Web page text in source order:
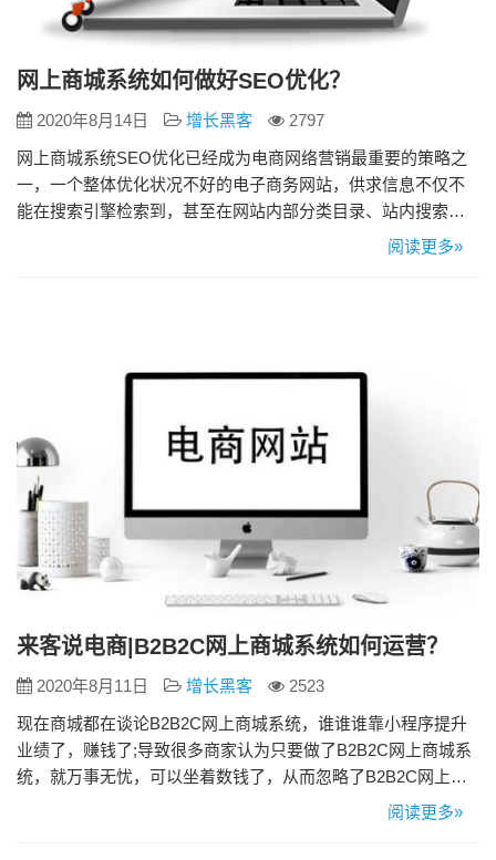
网上商城系统如何做好SEO优化？
2020年8月14日 增长黑客
2797
网上商城系统SEO优化已经成为电商网络营销最重要的策略之
一，一个整体优化状况不好的电子商务网站，供求信息不仅不
能在搜索引擎检索到，甚至在网站内部分类目录、站内搜索、
导航系统等都很难被潜在用户找到，那么如何做好商城的SEO
阅读更多»
来客说电商|B2B2C网上商城系统如何运营？
2020年8月11日 增长黑客
2523
现在商城都在谈论B2B2C网上商城系统，谁谁谁靠小程序提升
业绩了，赚钱了;导致很多商家认为只要做了B2B2C网上商城系
统，就万事无忧，可以坐着数钱了，从而忽略了B2B2C网上商
城系统的运营推广，往往以失败收场。 所以提醒大家，市场虽
阅读更多»